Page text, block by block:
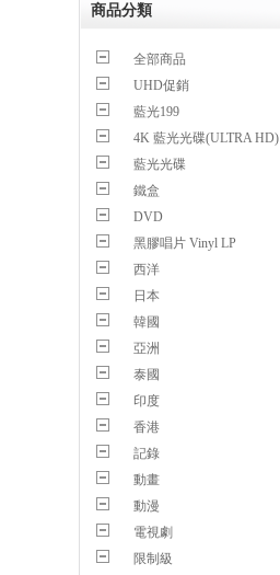
商品分類
全部商品
UHD促銷
藍光199
4K 藍光光碟(ULTRA HD)
藍光光碟
鐵盒
DVD
黑膠唱片 Vinyl LP
西洋
日本
韓國
亞洲
泰國
印度
香港
記錄
動畫
動漫
電視劇
限制級